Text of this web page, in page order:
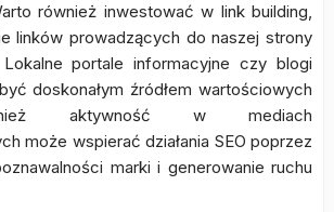
również inwestować w link building,
linków prowadzących do naszej strony
portale informacyjne czy blogi
doskonałym źródłem wartościowych
aktywność w mediach
może wspierać działania SEO poprzez
marki i generowanie ruchu